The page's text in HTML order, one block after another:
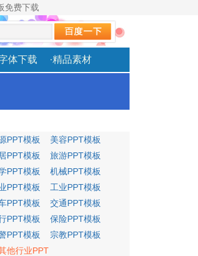
免费下载
| TAG标签 | RSS订阅 | 加入收藏
体下载 ·精品素材
PPT模板
美容PPT模板
PPT模板
旅游PPT模板
PPT模板
机械PPT模板
PPT模板
工业PPT模板
PPT模板
交通PPT模板
PPT模板
保险PPT模板
PPT模板
宗教PPT模板
他行业PPT